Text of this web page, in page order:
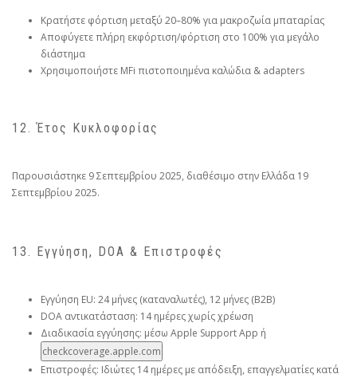
Κρατήστε φόρτιση μεταξύ 20–80% για μακροζωία μπαταρίας
Αποφύγετε πλήρη εκφόρτιση/φόρτιση στο 100% για μεγάλο
διάστημα
Χρησιμοποιήστε MFi πιστοποιημένα καλώδια & adapters
12. Έτος Κυκλοφορίας
Παρουσιάστηκε 9 Σεπτεμβρίου 2025, διαθέσιμο στην Ελλάδα 19
Σεπτεμβρίου 2025.
13. Εγγύηση, DOA & Επιστροφές
Εγγύηση EU: 24 μήνες (καταναλωτές), 12 μήνες (B2B)
DOA αντικατάσταση: 14 ημέρες χωρίς χρέωση
Διαδικασία εγγύησης: μέσω Apple Support App ή
checkcoverage.apple.com
Επιστροφές: Ιδιώτες 14 ημέρες με απόδειξη, επαγγελματίες κατά